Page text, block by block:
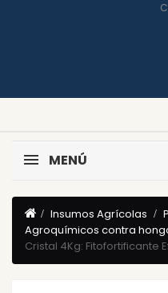
MENÚ
Insumos Agrícolas
Agroquímicos contra
Cristal 4Kg: Fitofortificante